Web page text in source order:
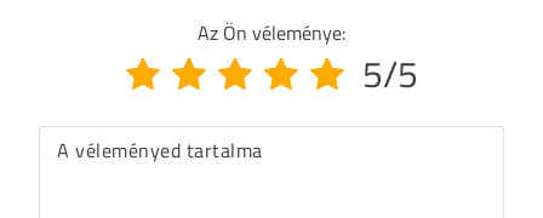
Az Ön véleménye:
5/5
A véleményed tartalma